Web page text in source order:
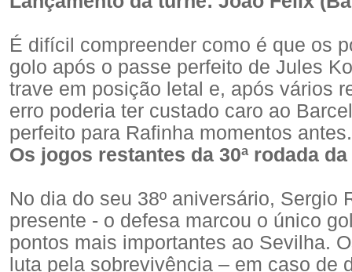
É difícil compreender como é que os
golo após o passe perfeito de Jules
trave em posição letal e, após vários
erro poderia ter custado caro ao
perfeito para Rafinha momentos antes.
Os jogos restantes da 30ª rodada
No dia do seu 38º aniversário,
presente - o defesa marcou o único
pontos mais importantes ao Sevilha.
luta pela sobrevivência – em caso de